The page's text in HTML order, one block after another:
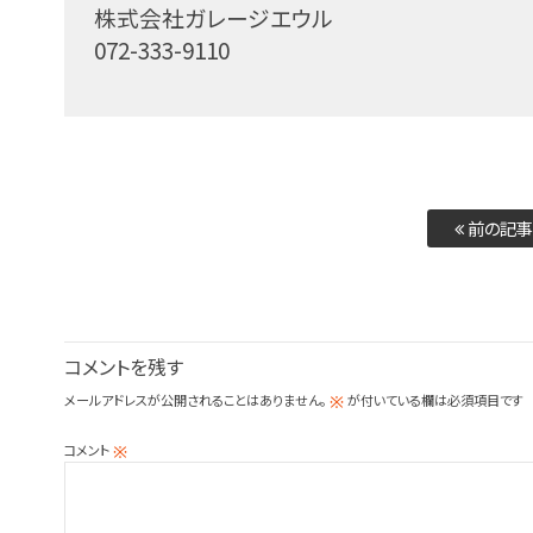
株式会社ガレージエウル
072-333-9110
前の記事
コメントを残す
メールアドレスが公開されることはありません。 ※が付いている欄は必須項目です
コメント※